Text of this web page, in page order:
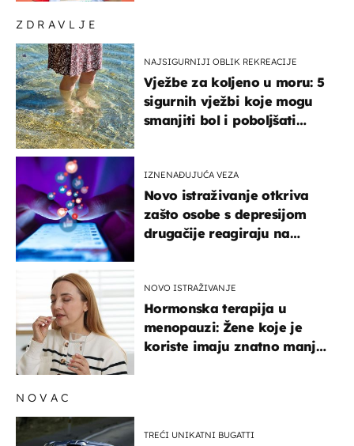
ZDRAVLJE
NAJSIGURNIJI OBLIK REKREACIJE
Vježbe za koljeno u moru: 5
sigurnih vježbi koje mogu
smanjiti bol i poboljšati
IZNENAĐUJUĆA VEZA
Novo istraživanje otkriva
zašto osobe s depresijom
drugačije reagiraju na
NOVO ISTRAŽIVANJE
Hormonska terapija u
menopauzi: Žene koje je
koriste imaju znatno manji
NOVAC
TREĆI UNIKATNI BUGATTI